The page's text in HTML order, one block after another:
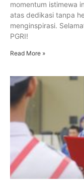
momentum istimewa
atas dedikasi tanpa
menginspirasi.
PGRI!
Read More »